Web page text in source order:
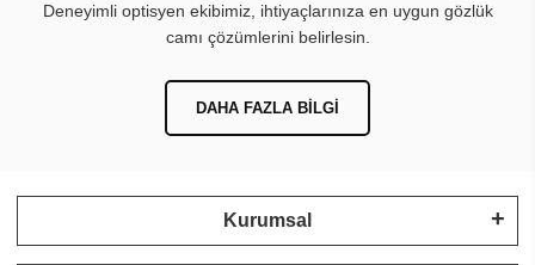
Deneyimli optisyen ekibimiz, ihtiyaçlarınıza en uygun gözlük
camı çözümlerini belirlesin.
DAHA FAZLA BILGI
Kurumsal